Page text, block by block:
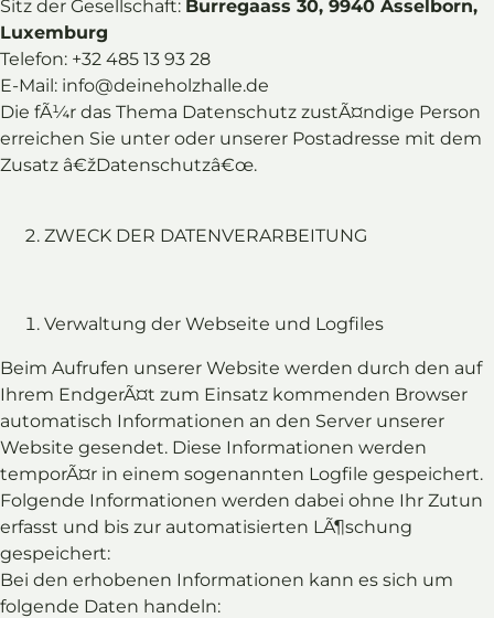
Sitz der Gesellschaft: Burregaass 30, 9940 Asselborn,
Luxemburg
Telefon: +32 485 13 93 28
E-Mail: info@deineholzhalle.de
Die fÃ¼r das Thema Datenschutz zustÃ¤ndige Person
erreichen Sie unter oder unserer Postadresse mit dem
Zusatz â€žDatenschutzâ€œ.
ZWECK DER DATENVERARBEITUNG
Verwaltung der Webseite und Logfiles
Beim Aufrufen unserer Website werden durch den auf
Ihrem EndgerÃ¤t zum Einsatz kommenden Browser
automatisch Informationen an den Server unserer
Website gesendet. Diese Informationen werden
temporÃ¤r in einem sogenannten Logfile gespeichert.
Folgende Informationen werden dabei ohne Ihr Zutun
erfasst und bis zur automatisierten LÃ¶schung
gespeichert:
Bei den erhobenen Informationen kann es sich um
folgende Daten handeln: